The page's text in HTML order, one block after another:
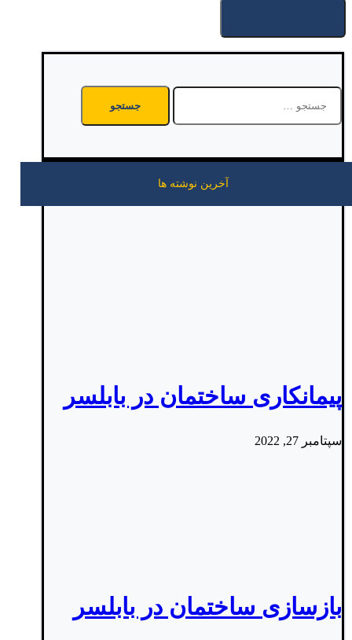
جستجو
برای:
آخرین نوشته ها
پیمانکاری ساختمان در بابلسر
سپتامبر 27, 2022
بازسازی ساختمان در بابلسر